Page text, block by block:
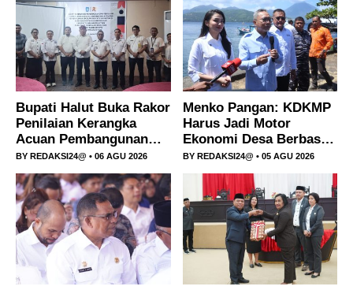
memberikan pelayanan kepada
masyarakat. Penguatan kerja sama itu
ditandai […]
Bupati Halut Buka Rakor
Penilaian Kerangka
Acuan Pembangunan
Sekolah Rakyat
Kukumutuk.
BY REDAKSI24@ • 06 AGU 2026
Menko Pangan: KDKMP
Harus Jadi Motor
Ekonomi Desa Berbasis
Potensi Lokal, Maluku
Utara Fokus Hilirisasi
Perikanan dan
Perkebunan
BY REDAKSI24@ • 05 AGU 2026